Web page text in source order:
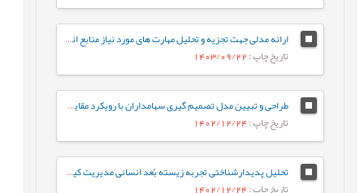
ارائه مدلی جهت تجزیه و تحلیل مهارت های مورد نیاز منابع انسانی نسل چهارم در محیط فازی
تاریخ چاپ: 1403/09/22
طراحی و تبیین مدل تصمیم گیری سهامداران با رویکرد مقایسه ای مالی کلاسیک و مالی رفتاری در بازار سرمایه
تاریخ چاپ: 1402/12/24
تحلیل پدیدارشناختی تجربه زیسته بُعد انسانی مدیریت کیفیت
تاریخ چاپ: 1402/12/24